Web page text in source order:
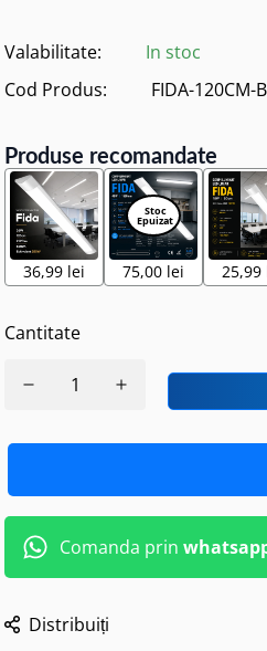
Valabilitate:
In stoc
Cod Produs:
FIDA-120CM-
Produse recomandate
36,99 lei 75,00 lei 25,99
Cantitate
Comanda prin
Distribuiți